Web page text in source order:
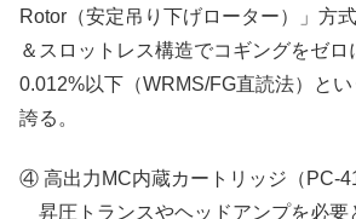
Rotor（安定吊り下げローター）」方
＆スロットレス構造でコギングをゼロ
0.012%以下（WRMS/FG直読法）と
誇る。
④ 高出力MC内蔵カートリッジ（PC-
昇圧トランスやヘッドアンプを必要